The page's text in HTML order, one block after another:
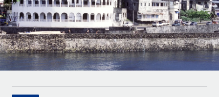
Remote統合
人事機能をワークフローにシームレスに統合する
プラットフォーム
チームのための人事の基本機能を内蔵
接続 新しい
当社のMCPを使用して、あらゆるAIツールをRemoteに接続
ミッドマーケット
カスタマイズされた人事ソリューションでチームを拡大する
企業
大企業向けのグローバルHR
パートナーに登録
リサーチおよびガイド
活用事例
HR用語集
チェックリストおよびテンプレート
職務内容ライブラリ
Español
Italiano
Português (Portugal)
日本語